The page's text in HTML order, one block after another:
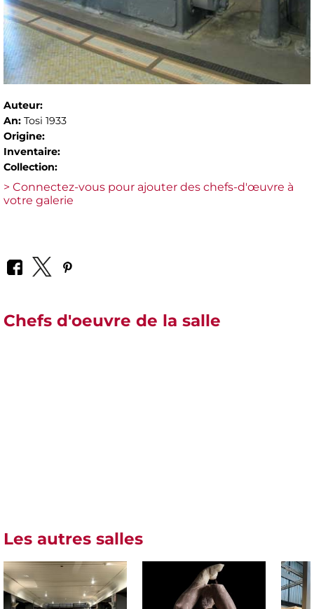
Auteur:
An: Tosi 1933
Origine:
Inventaire:
Collection:
> Connectez-vous pour ajouter des chefs-d'œuvre à
votre galerie
Chefs d'oeuvre de la salle
Les autres salles